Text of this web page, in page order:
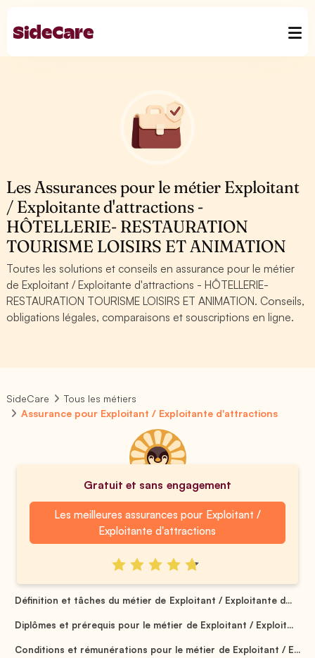
Les Assurances pour le métier Exploitant
/ Exploitante d'attractions -
HÔTELLERIE- RESTAURATION
TOURISME LOISIRS ET ANIMATION
Toutes les solutions et conseils en assurance pour le métier
de Exploitant / Exploitante d'attractions - HÔTELLERIE-
RESTAURATION TOURISME LOISIRS ET ANIMATION. Conseils,
obligations légales, comparaisons et souscriptions en ligne.
SideCare
Tous les métiers
Assurance pour Exploitant / Exploitante d'attractions
Gratuit et sans engagement
Les meilleures assurances pour Exploitant /
Exploitante d'attractions
Définition et tâches du métier de Exploitant / Exploitante d...
Diplômes et prérequis pour le métier de Exploitant / Exploit...
Conditions et rémunérations pour le métier de Exploitant / E...